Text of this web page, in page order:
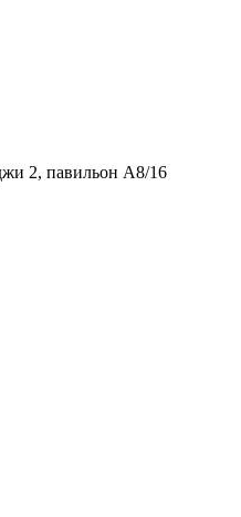
2, павильон А8/16